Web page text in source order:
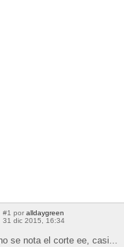
#1 por alldaygreen
31 dic 2015, 16:34
se nota el corte ee, casi...